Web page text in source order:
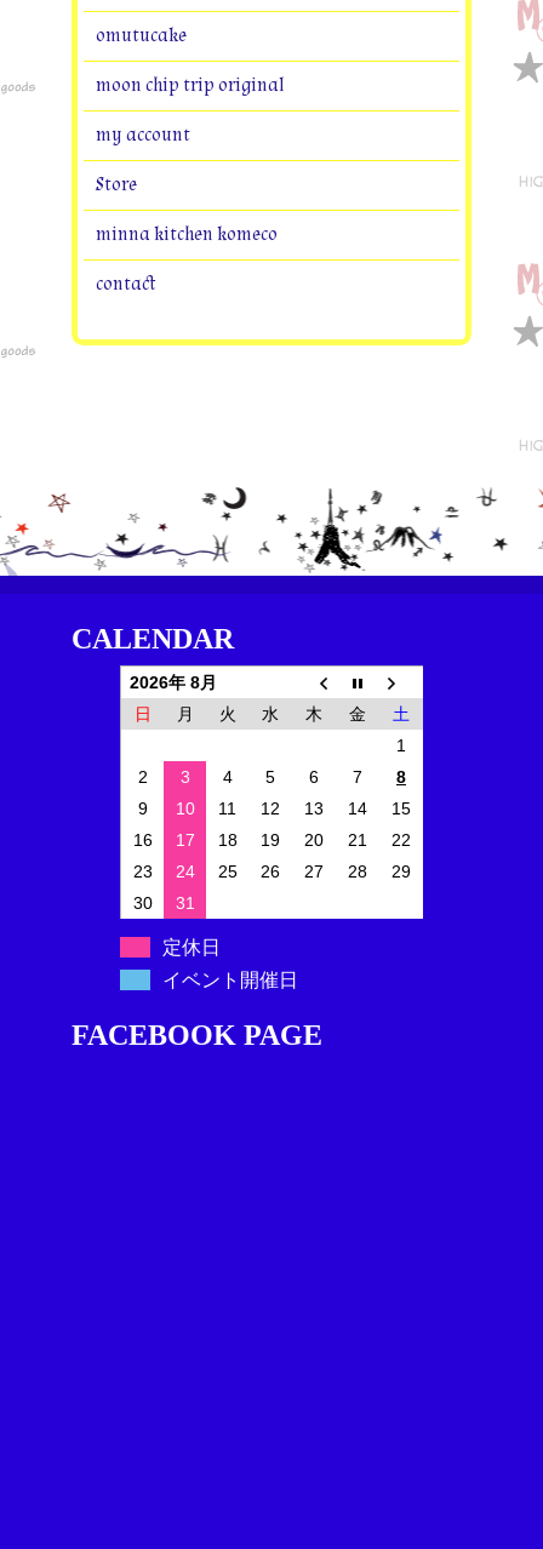
omutucake
moon chip trip original
my account
Store
minna kitchen komeco
contact
CALENDAR
2026年 8月
日
月 火 水 木 金
土
1
2
3 4 5 6 7
8
9
10 11 12 13 14
15
16
17 18 19 20 21
22
23
24 25 26 27 28
29
30
31
定休日
イベント開催日
FACEBOOK PAGE